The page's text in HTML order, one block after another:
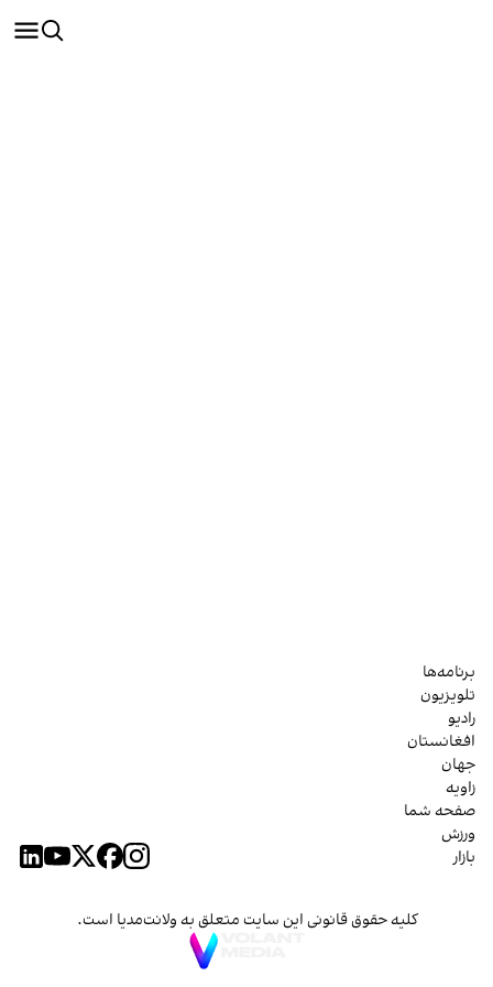
برنامه‌ها
تلویزیون
رادیو
افغانستان
جهان
زاویه
صفحه شما
ورزش
بازار
کلیه حقوق قانونی این سایت متعلق به ولانت‌مدیا است.